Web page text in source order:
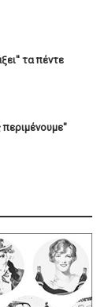
τα πέντε
περιμένουμε"